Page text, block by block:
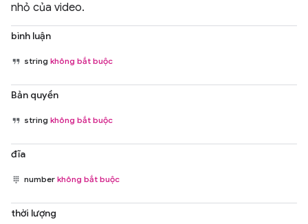
nhỏ của video.
bình luận
string không bắt buộc
Bản quyền
string không bắt buộc
đĩa
number không bắt buộc
thời lượng